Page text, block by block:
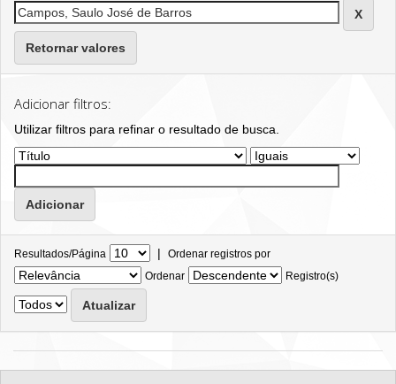
Retornar valores
Adicionar filtros:
Utilizar filtros para refinar o resultado de busca.
Resultados/Página | Ordenar registros por
Ordenar
Registro(s)